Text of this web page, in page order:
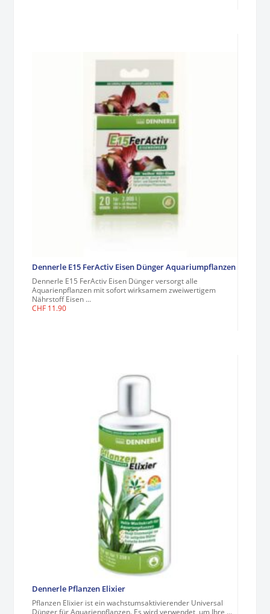
Dennerle E15 FerActiv Eisen Dünger Aquariumpflanzen
Dennerle E15 FerActiv Eisen Dünger versorgt alle
Aquarienpflanzen mit sofort wirksamem zweiwertigem
Nährstoff Eisen ...
CHF 11.90
Dennerle Pflanzen Elixier
Pflanzen Elixier ist ein wachstumsaktivierender Universal
Dünger für Aquarienpflanzen. Es wird verwendet, um Ihre ...